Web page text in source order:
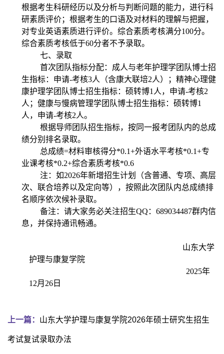
根据考生科研经历以及分析与判断问题的能力，进行科
研素质评价；根据考生的口语及对材料的理解与把握，
对专业英语素质进行评价。综合素质考核满分100分。
综合素质考核低于60分者不予录取。
七、录取
首次团队指标分配：成人与老年护理学团队博士招
生指标：申请-考核3人（含康大联培2人）；精神心理健
康护理学团队博士招生指标：硕转博1 人，申请-考核2
人；健康与慢病管理学团队博士招生指标：硕转博1
人，申请-考核2人。
根据导师团队招生指标，按同一报考团队内的总成
绩分别排名录取。
总成绩=材料审核得分*0.1+外语水平考核*0.1+专
业课考核*0.2+综合素质考核*0.6
注：如2026年新增招生计划（含普通、专项、高层
次、联合培养以及定向等），按照此次团队内总成绩排
名顺序依次候补录取。
备注：请大家务必关注招生QQ ： 689034487群内信
息，并保持通讯畅通。
山东大学
护理与康复学院
2025年
12月 26 日
上一篇： 山东大学护理与康复学院2026年硕士研究生招生
考试复试录取办法